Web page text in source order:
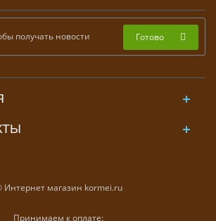
Готово
Интернет магазин kormei.ru
Принимаем к оплате: